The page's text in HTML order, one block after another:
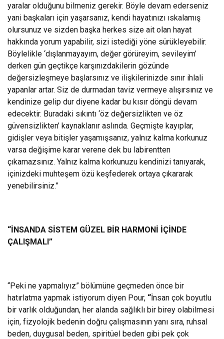
yaralar olduğunu bilmeniz gerekir. Böyle devam ederseniz
yani başkaları için yaşarsanız, kendi hayatınızı ıskalamış
olursunuz ve sizden başka herkes size ait olan hayat
hakkında yorum yapabilir, sizi istediği yöne sürükleyebilir.
Böylelikle ‘dışlanmayayım, değer görüreyim, sevileyim’
derken gün geçtikçe karşınızdakilerin gözünde
değersizleşmeye başlarsınız ve ilişkilerinizde sınır ihlali
yapanlar artar. Siz de durmadan taviz vermeye alışırsınız ve
kendinize gelip dur diyene kadar bu kısır döngü devam
edecektir. Buradaki sıkıntı ‘öz değersizlikten ve öz
güvensizlikten’ kaynaklanır aslında. Geçmişte kayıplar,
gidişler veya bitişler yaşamışsanız, yalnız kalma korkunuz
varsa değişime karar verene dek bu labirentten
çıkamazsınız. Yalnız kalma korkunuzu kendinizi tanıyarak,
içinizdeki muhteşem özü keşfederek ortaya çıkararak
yenebilirsiniz.”
“İNSANDA SİSTEM GÜZEL BİR HARMONİ İÇİNDE
ÇALIŞMALI”
“Peki ne yapmalıyız” bölümüne geçmeden önce bir
hatırlatma yapmak istiyorum diyen Pour, “İnsan çok boyutlu
bir varlık olduğundan, her alanda sağlıklı bir birey olabilmesi
için, fizyolojik bedenin doğru çalışmasının yanı sıra, ruhsal
beden, duygusal beden, spiritüel beden gibi pek çok